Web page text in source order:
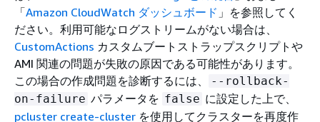
「Amazon CloudWatch ダッシュボード 」を参照してく
ださい。利用可能なログストリームがない場合は、
CustomActions カスタムブートストラップスクリプトや
AMI 関連の問題が失敗の原因である可能性があります。
この場合の作成問題を診断するには、
--rollback-
on-failure パラメータを false に設定した上で、
pcluster create-cluster を使用してクラスターを再度作